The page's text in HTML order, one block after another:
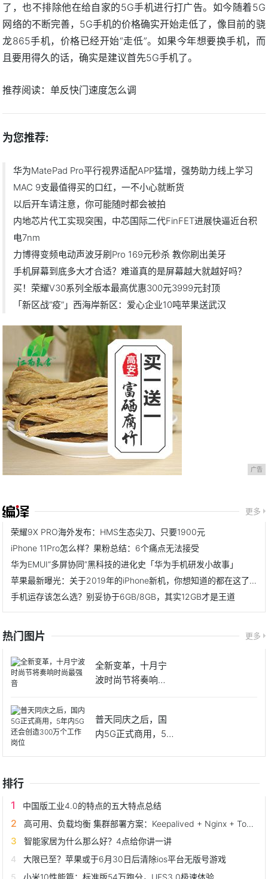
了，也不排除他在给自家的5G手机进行打广告。如今随着5G
网络的不断完善，5G手机的价格确实开始走低了，像目前的骁
龙865手机，价格已经开始“走低”。如果今年想要换手机，而
且要用得久的话，确实是建议首先5G手机了。
推荐阅读：单反快门速度怎么调
为您推荐:
华为MatePad Pro平行视界适配APP猛增，强势助力线上学习
MAC 9支最值得买的口红，一不小心就断货
以后开车请注意，你可能随时都会被拍
内地芯片代工实现突围，中芯国际二代FinFET进展快逼近台积
电7nm
力博得变频电动声波牙刷Pro 169元秒杀 教你刷出美牙
手机屏幕到底多大才合适？难道真的是屏幕越大就越好吗？
买！荣耀V30系列全版本最高优惠300元3999元封顶
「新区战“疫”」西海岸新区：爱心企业10吨苹果送武汉
广告
更多
荣耀9X PRO海外发布：HMS生态尖刀、只要1900元
iPhone 11Pro怎么样？果粉总结：6个痛点无法接受
华为EMUI“多屏协同”黑科技的进化史「华为手机研发小故事」
苹果最新曝光：关于2019年的iPhone新机，你想知道的都在这了！
手机运存该怎么选？别妥协于6GB/8GB，其实12GB才是王道
热门图片 更多
全新变革，十月宁
波时尚节将奏响时
普天同庆之后，国
内5G正式商用，5
排行
中国版工业4.0的特点的五大特点总结
高可用、负载均衡 集群部署方案：Keepalived + Nginx + Tomcat
智能家居为什么那么好？4点给你讲一讲
大限已至？苹果或于6月30日后清除ios平台无版号游戏
小米10性能篇：标准版54万跑分，UFS3.0极速体验